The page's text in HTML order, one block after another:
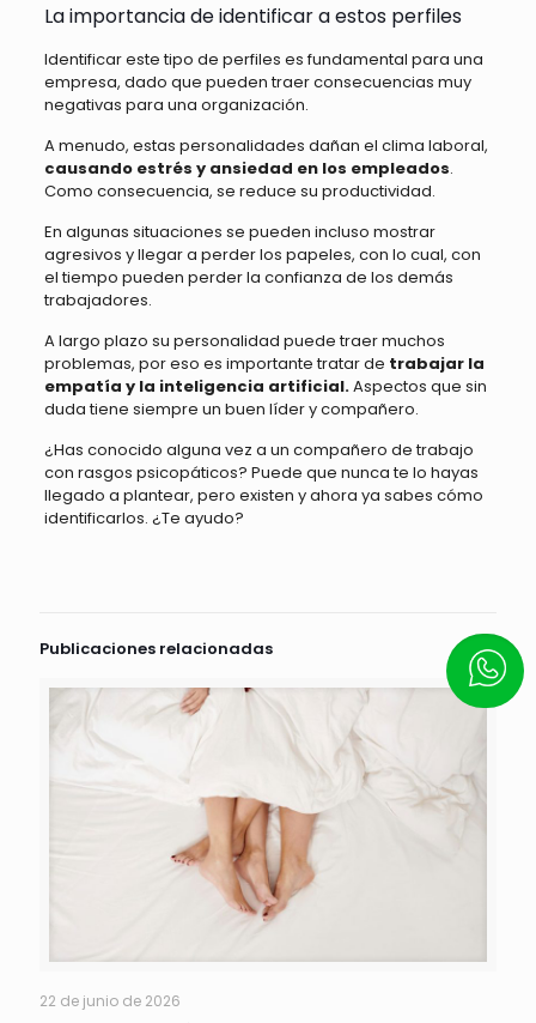
La importancia de identificar a estos perfiles
Identificar este tipo de perfiles es fundamental para una
empresa, dado que pueden traer consecuencias muy
negativas para una organización.
A menudo, estas personalidades dañan el clima laboral,
causando estrés y ansiedad en los empleados.
Como consecuencia, se reduce su productividad.
En algunas situaciones se pueden incluso mostrar
agresivos y llegar a perder los papeles, con lo cual, con
el tiempo pueden perder la confianza de los demás
trabajadores.
A largo plazo su personalidad puede traer muchos
problemas, por eso es importante tratar de trabajar la
empatía y la inteligencia artificial.Aspectos que sin
duda tiene siempre un buen líder y compañero.
¿Has conocido alguna vez a un compañero de trabajo
con rasgos psicopáticos? Puede que nunca te lo hayas
llegado a plantear, pero existen y ahora ya sabes cómo
identificarlos. ¿Te ayudo?
Publicaciones relacionadas
22 de junio de 2026